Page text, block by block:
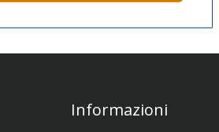
Informazioni